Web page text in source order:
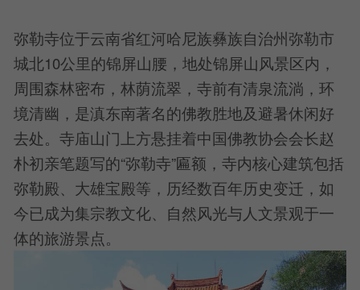
弥勒寺位于云南省红河哈尼族彝族自治州弥勒市
城北10公里的锦屏山腰，地处锦屏山风景区内，
周围森林密布，林荫流翠，寺前有清泉流淌，环
境清幽，是滇东南著名的佛教胜地及避暑休闲好
去处。寺庙山门上方悬挂着中国佛教协会会长赵
朴初亲笔题写的“弥勒寺”匾额，寺内核心建筑包括
弥勒殿、大雄宝殿等，历经数百年历史变迁，如
今已成为集宗教文化、自然风光与人文景观于一
体的旅游景点。